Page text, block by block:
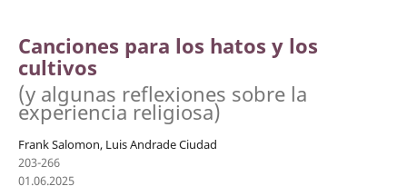
Canciones para los hatos y los
cultivos
(y algunas reflexiones sobre la
experiencia religiosa)
Frank Salomon, Luis Andrade Ciudad
203-266
01.06.2025